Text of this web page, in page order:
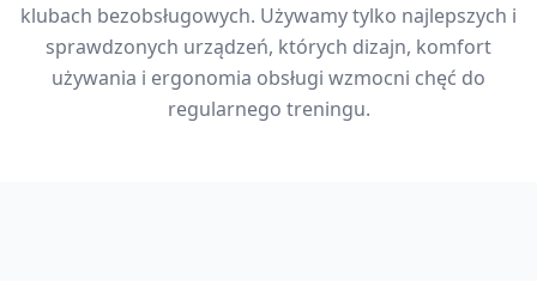
klubach bezobsługowych. Używamy tylko najlepszych i
sprawdzonych urządzeń, których dizajn, komfort
używania i ergonomia obsługi wzmocni chęć do
regularnego treningu.